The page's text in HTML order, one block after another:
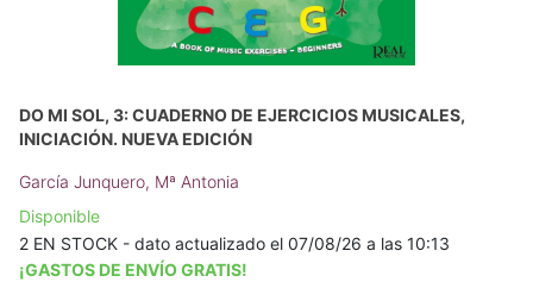
DO MI SOL, 3: CUADERNO DE EJERCICIOS MUSICALES,
INICIACIÓN. NUEVA EDICIÓN
García Junquero, Mª Antonia
Disponible
2 EN STOCK - dato actualizado el 07/08/26 a las 10:13
¡GASTOS DE ENVÍO GRATIS!